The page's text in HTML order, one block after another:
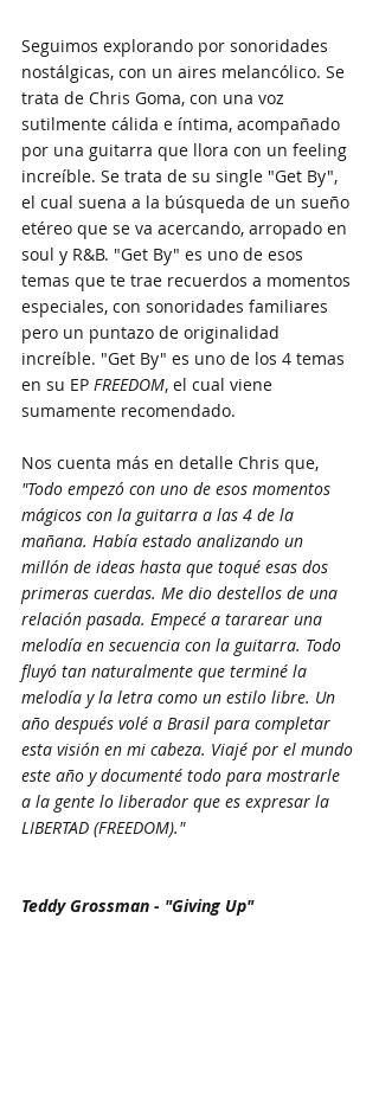
Seguimos explorando por sonoridades
nostálgicas, con un aires melancólico. Se
trata de Chris Goma, con una voz
sutilmente cálida e íntima, acompañado
por una guitarra que llora con un feeling
increíble. Se trata de su single "Get By",
el cual suena a la búsqueda de un sueño
etéreo que se va acercando, arropado en
soul y R&B. "Get By" es uno de esos
temas que te trae recuerdos a momentos
especiales, con sonoridades familiares
pero un puntazo de originalidad
increíble. "Get By" es uno de los 4 temas
en su EP FREEDOM, el cual viene
sumamente recomendado.
Nos cuenta más en detalle Chris que,
"Todo empezó con uno de esos momentos
mágicos con la guitarra a las 4 de la
mañana. Había estado analizando un
millón de ideas hasta que toqué esas dos
primeras cuerdas. Me dio destellos de una
relación pasada. Empecé a tararear una
melodía en secuencia con la guitarra. Todo
fluyó tan naturalmente que terminé la
melodía y la letra como un estilo libre. Un
año después volé a Brasil para completar
esta visión en mi cabeza. Viajé por el mundo
este año y documenté todo para mostrarle
a la gente lo liberador que es expresar la
LIBERTAD (FREEDOM)."
Teddy Grossman - "Giving Up"